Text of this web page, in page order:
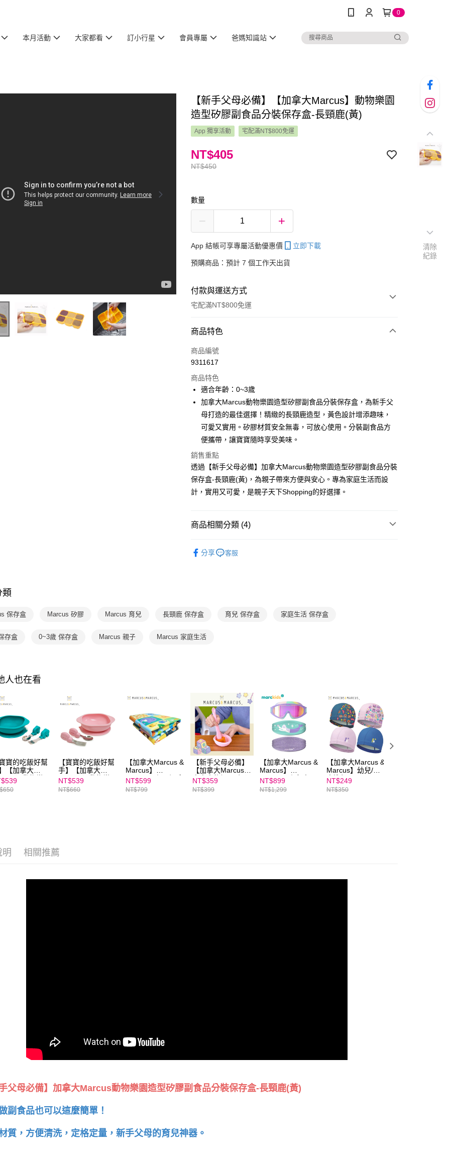
0
本月活動 大家都看 訂小行星 會員專屬 爸媽知識站
【新手父母必備】【加拿大Marcus】動物樂園
造型矽膠副食品分裝保存盒-長頸鹿(黃)
App 獨享活動 宅配滿NT$800免運
NT$450
NT$405
數量
App 結帳可享專屬活動優惠價 立即下載
預購商品：預計 7 個工作天出貨
付款與運送方式
宅配滿NT$800免運
付款方式
信用卡一次付款
Apple Pay
大哥付你分期
相關說明
【大哥付你分期使用說明】
1.本服務由台灣大哥大提供，台灣大哥大用戶可立即使用無須另外申請。
2.付款方式選擇「大哥付你分期」，訂單成立後會自動跳轉到大哥付的交易
流程，驗證手機門號後，選擇欲分期的期數、繳款截止日，確認付款後即
完成交易。
3.實際核准額度、可分期數及費用金額請依後續交易確認頁面所載為準。
4.訂單成立30分鐘內，如未前往確認交易或遇審核未通過，訂單將自動取
消。如遇「轉專審核」未通過狀況，表示未達大哥付你分期系統評分，恕
醒簡訊。
用，由本公司與您本人進行分期帳單所需資料之確認、核對及更正。
【關於「AFTEE先享後付」】
AFTEE先享後付是「在收到商品之後才付款」的支付方式。 讓您購物簡單
１．簡單：不需註冊會員、不需綁卡、不需儲值。
２．便利：只要手機號碼，簡訊認證，即可結帳。
【「AFTEE先享後付」結帳流程】
１．於結帳方式選擇「AFTEE先享後付」後，將跳轉至「AFTEE先享後
３．收到繳費通知簡訊後14天內，點擊此簡訊中的連結，可透過四大超商
是否繳費成功／繳費後需取消欲退款等相關疑問，請聯繫「AFTEE先享後
付客戶支援中心」https://netprotections.freshdesk.com/support/home
【注意事項】
「AFTEE先享後付」，若未經同意申辦者引起之損失，本公司不負相關責
任。
４．使用「AFTEE先享後付」時，將依據個別帳號之用戶狀況，依本公司
即時審查核予不同之上限額度；若仍有額度不足之情形，本公司將視審查
結果請求用戶進行身份認證。
５．嚴禁一人註冊多個帳號或使用他人資訊註冊。若發現惡意使用之情
形，恩沛科技股份有限公司將有權停止該用戶之使用額度並採取法律行
動。
ATM付款
運送方式
每筆NT$70，滿NT$800(含以上)免運費
商品特色
商品編號
9311617
商品特色
適合年齡：0~3歲
加拿大Marcus動物樂園造型矽膠副食品分裝保存盒，為新手父
母打造的最佳選擇！精緻的長頸鹿造型，黃色設計增添趣味，
可愛又實用。矽膠材質安全無毒，可放心使用。分裝副食品方
便攜帶，讓寶寶隨時享受美味。
銷售重點
透過【新手父母必備】加拿大Marcus動物樂園造型矽膠副食品分裝
保存盒-長頸鹿(黃)，為親子帶來方便與安心。專為家庭生活而設
計，實用又可愛，是親子天下Shopping的好選擇。
商品相關分類 (4)
分享 客服
類
保存盒 Marcus 矽膠 Marcus 育兒 長頸鹿 保存盒 育兒 保存盒 家庭生活 保存盒
存盒 0~3歲 保存盒 Marcus 親子 Marcus 家庭生活
人也在看
寶寶的吃飯好幫
【加拿大
】動物樂園
握握學習禮盒
象(綠)
【寶寶的吃飯好幫
手】【加拿大
Marcus】動物樂園
寶寶握握學習禮盒
組－粉紅豬（粉）
NT$539
NT$660
【加拿大Marcus &
Marcus】
Marckids｜環保戶
外防水野餐墊(附提
袋)
NT$599
NT$799
【新手父母必備】
【加拿大Marcus】
寶寶食物調理碗匙
組-玫瑰粉
NT$359
NT$399
【加拿大Marcus &
Marcus】
Marckids｜兒童頭
帶式造型大框泳鏡
NT$899
NT$1,299
【加拿大Marcus &
Marcus】幼兒/兒
童泳帽
NT$249
NT$350
明 相關推薦
手父母必備】加拿大Marcus動物樂園造型矽膠副食品分裝保存盒-長頸鹿(黃)
副食品也可以這麼簡單！
質，方便清洗，定格定量，新手父母的育兒神器。
清除
紀錄